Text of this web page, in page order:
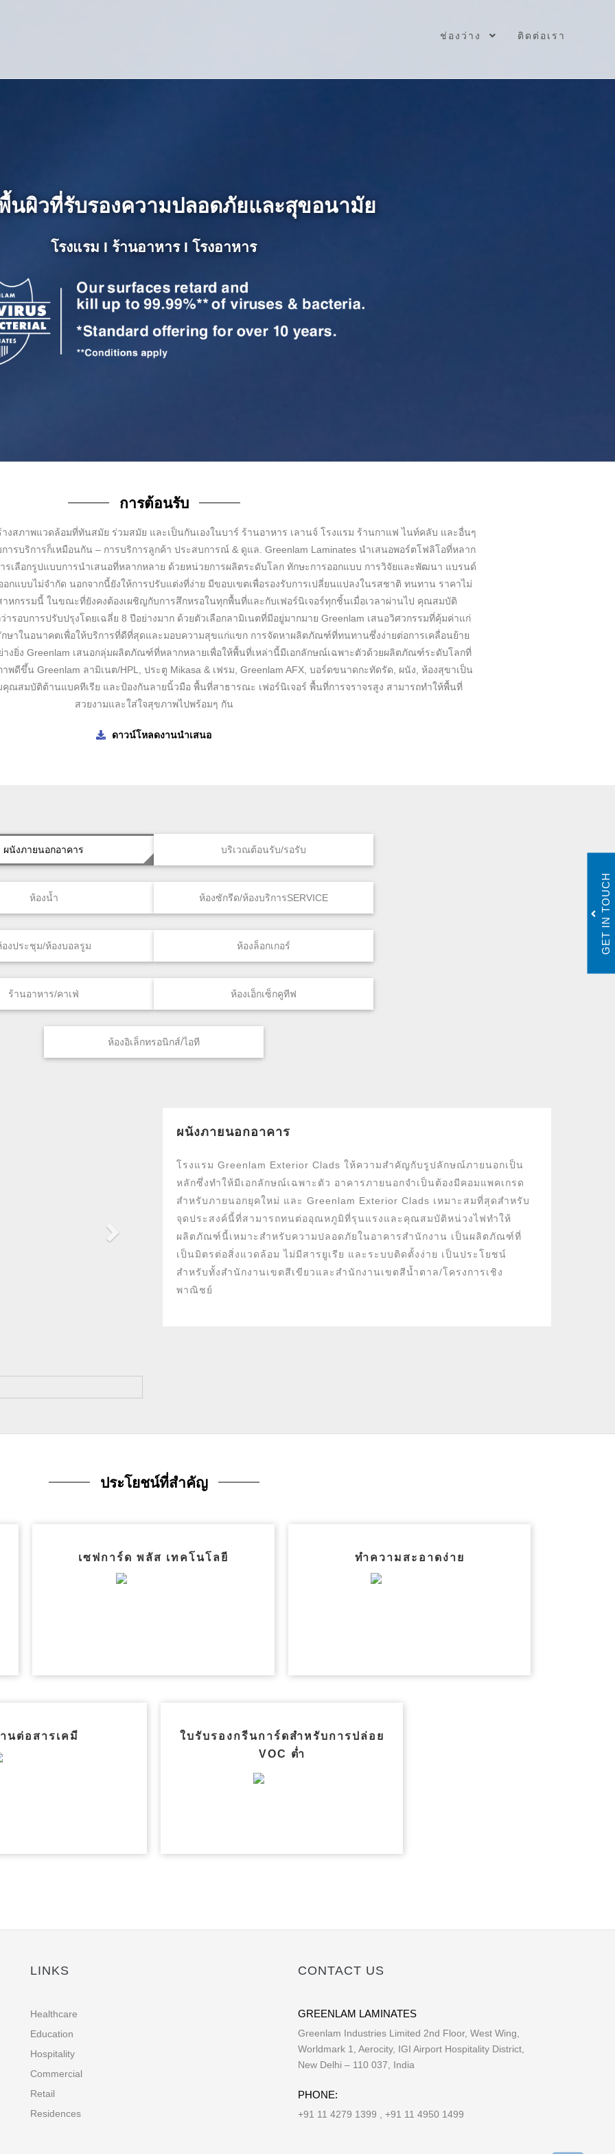
ช่องว่าง ติดต่อเรา
นผิวที่รับรองความปลอดภัยและสุขอนามัย
โรงแรม I ร้านอาหาร I โรงอาหาร
การต้อนรับ
สภาพแวดล้อมที่ทันสมัย ​​ร่วมสมัย และเป็นกันเองในบาร์ ร้านอาหาร เลานจ์ โรงแรม ร้านกาแฟ ไนท์คลับ และอื่นๆ
ารบริการก็เหมือนกัน – การบริการลูกค้า ประสบการณ์ & ดูแล. Greenlam Laminates นำเสนอพอร์ตโฟลิโอที่หลาก
รเลือกรูปแบบการนำเสนอที่หลากหลาย ด้วยหน่วยการผลิตระดับโลก ทักษะการออกแบบ การวิจัยและพัฒนา แบรนด์
กแบบไม่จำกัด นอกจากนี้ยังให้การปรับแต่งที่ง่าย มีขอบเขตเพื่อรองรับการเปลี่ยนแปลงในรสชาติ ทนทาน ราคาไม่
าหกรรมนี้ ในขณะที่ยังคงต้องเผชิญกับการสึกหรอในทุกพื้นที่และกับเฟอร์นิเจอร์ทุกชิ้นเมื่อเวลาผ่านไป คุณสมบัติ
ารอบการปรับปรุงโดยเฉลี่ย 8 ปีอย่างมาก ด้วยตัวเลือกลามิเนตที่มีอยู่มากมาย Greenlam เสนอวิศวกรรมที่คุ้มค่าแก่
ษาในอนาคตเพื่อให้บริการที่ดีที่สุดและมอบความสุขแก่แขก การจัดหาผลิตภัณฑ์ที่ทนทานซึ่งง่ายต่อการเคลื่อนย้าย
างยิ่ง Greenlam เสนอกลุ่มผลิตภัณฑ์ที่หลากหลายเพื่อให้พื้นที่เหล่านี้มีเอกลักษณ์เฉพาะตัวด้วยผลิตภัณฑ์ระดับโลกที่
ดีขึ้น Greenlam ลามิเนต/HPL, ประตู Mikasa & เฟรม, Greenlam AFX, บอร์ดขนาดกะทัดรัด, ผนัง, ห้องสุขาเป็น
คุณสมบัติต้านแบคทีเรีย และป้องกันลายนิ้วมือ พื้นที่สาธารณะ เฟอร์นิเจอร์ พื้นที่การจราจรสูง สามารถทำให้พื้นที่
สวยงามและใส่ใจสุขภาพไปพร้อมๆ กัน
ดาวน์โหลดงานนำเสนอ
ผนังภายนอกอาคาร บริเวณต้อนรับ/รอรับ
ห้องน้ำ ห้องซักรีด/ห้องบริการSERVICE
องประชุม/ห้องบอลรูม ห้องล็อกเกอร์
ร้านอาหาร/คาเฟ่ ห้องเอ็กเซ็กคูทีฟ
ห้องอิเล็กทรอนิกส์/ไอที
ผนังภายนอกอาคาร
โรงแรม Greenlam Exterior Clads ให้ความสำคัญกับรูปลักษณ์ภายนอกเป็น
หลักซึ่งทำให้มีเอกลักษณ์เฉพาะตัว อาคารภายนอกจำเป็นต้องมีคอมแพคเกรด
สำหรับภายนอกยุคใหม่ และ Greenlam Exterior Clads เหมาะสมที่สุดสำหรับ
จุดประสงค์นี้ที่สามารถทนต่ออุณหภูมิที่รุนแรงและคุณสมบัติหน่วงไฟทำให้
ผลิตภัณฑ์นี้เหมาะสำหรับความปลอดภัยในอาคารสำนักงาน เป็นผลิตภัณฑ์ที่
เป็นมิตรต่อสิ่งแวดล้อม ไม่มีสารยูเรีย และระบบติดตั้งง่าย เป็นประโยชน์
สำหรับทั้งสำนักงานเขตสีเขียวและสำนักงานเขตสีน้ำตาล/โครงการเชิง
พาณิชย์
ประโยชน์ที่สำคัญ
เซฟการ์ด พลัส เทคโนโลยี ทำความสะอาดง่าย
นต่อสารเคมี
ใบรับรองกรีนการ์ดสำหรับการปล่อย
VOC ต่ำ
GET IN TOUCH
LINKS
Healthcare
Education
Hospitality
Commercial
Retail
Residences
CONTACT US
GREENLAM LAMINATES
Greenlam Industries Limited 2nd Floor, West Wing,
Worldmark 1, Aerocity, IGI Airport Hospitality District,
New Delhi – 110 037, India
PHONE:
+91 11 4279 1399 , +91 11 4950 1499